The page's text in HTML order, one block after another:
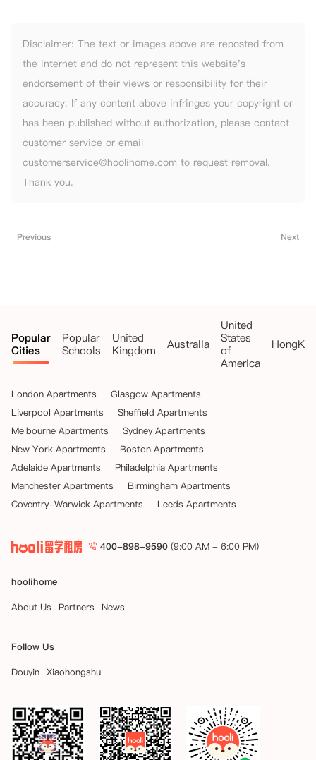
Disclaimer: The text or images above are reposted from
the internet and do not represent this website's
endorsement of their views or responsibility for their
accuracy. If any content above infringes your copyright or
has been published without authorization, please contact
customer service or email
customerservice@hoolihome.com to request removal.
Thank you.
Previous Next
Popular
Cities
Popular
Schools
United
Kingdom
Australia
United
States
of
America
London Apartments
Glasgow Apartments
Liverpool Apartments
Sheffield Apartments
Melbourne Apartments
Sydney Apartments
New York Apartments
Boston Apartments
Adelaide Apartments
Philadelphia Apartments
Manchester Apartments
Birmingham Apartments
Coventry-Warwick Apartments
Leeds Apartments
400-898-9590 (9:00 AM - 6:00 PM)
hoolihome
About Us
Partners News
Follow Us
Douyin Xiaohongshu